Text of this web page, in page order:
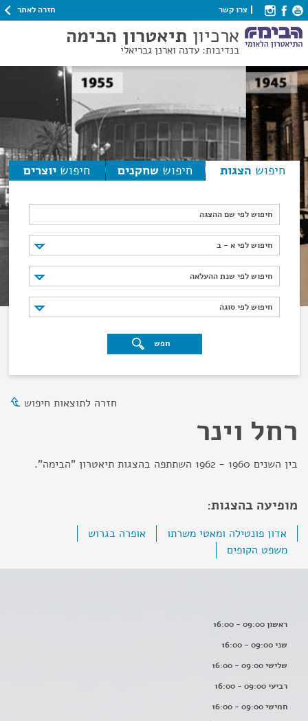
צרו קשר חזרה לאתר
ארכיון תיאטרון הבימה
בנדיבות: עדנה וארנן גבריאלי
חיפוש הצגות חיפוש שחקנים חיפוש יוצרים
חיפוש לפי שם ההצגה
חיפוש לפי א - ב
חיפוש לפי א - ב
חיפוש לפי שנת ההעלאה
חיפוש לפי שנת ההעלאה
חיפוש לפי סוגה
חיפוש לפי סוגה
חפש
חזרה לתוצאות חיפוש
רחל וינר
בין השנים 1960 - 1962 השתתפה בהצגות תיאטרון "הבימה".
מופיעה בהצגות:
אדון פונטילה ומאטי משרתו
אופרה בגרוש
משפט הקופים
ראשון 09:00 - 16:00
שני 09:00 - 16:00
שלישי 09:00 - 16:00
רביעי 09:00 - 16:00
חמישי 09:00 - 16:00